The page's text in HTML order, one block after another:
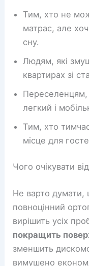
Тим, хто не
матрас, але
сну.
Людям, які
квартирах зі
легкий і
Тим, хто
місце для
Чого очікувати
Не варто думати,
повноцінний
вирішить усіх
покращить
зменшить
вимушено